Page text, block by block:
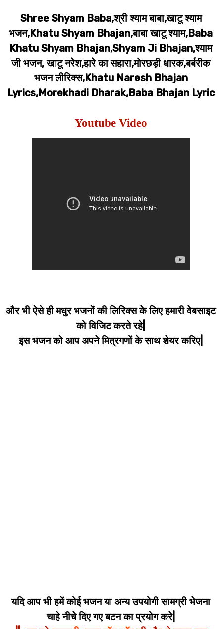
Shree Shyam Baba,श्री श्याम बाबा,खाटू श्याम
भजन,Khatu Shyam Bhajan,बाबा खाटू श्याम,Baba
Khatu Shyam Bhajan,Shyam Ji Bhajan,श्याम
जी भजन, खाटू नरेश,हारे का सहारा,मोरछड़ी धारक,बर्बरीक
भजन लीरिक्स,Khatu Naresh Bhajan
Lyrics,Morekhadi Dharak,Baba Bhajan Lyric
Youtube Video
और भी ऐसे ही मधुर भजनों की लिरिक्स के लिए हमारी वेबसाइट
को विजिट करते रहे|
इस भजन को आप अपने मित्रगणों के साथ शेयर करिए|
यदि आप भी हमें कोई भजन या अन्य उपयोगी सामग्री भेजना
चाहे नीचे दिए गए बटन का प्रयोग करे|